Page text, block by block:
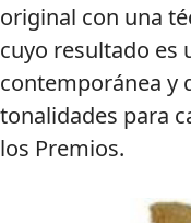
original con una
cuyo resultado es
contemporánea y
tonalidades para
los Premios.